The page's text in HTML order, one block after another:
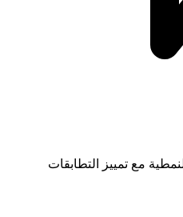
مع تمييز التطابقات